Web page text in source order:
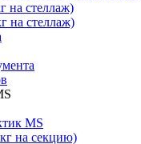
на стеллаж)
на стеллаж)
MS
на секцию)